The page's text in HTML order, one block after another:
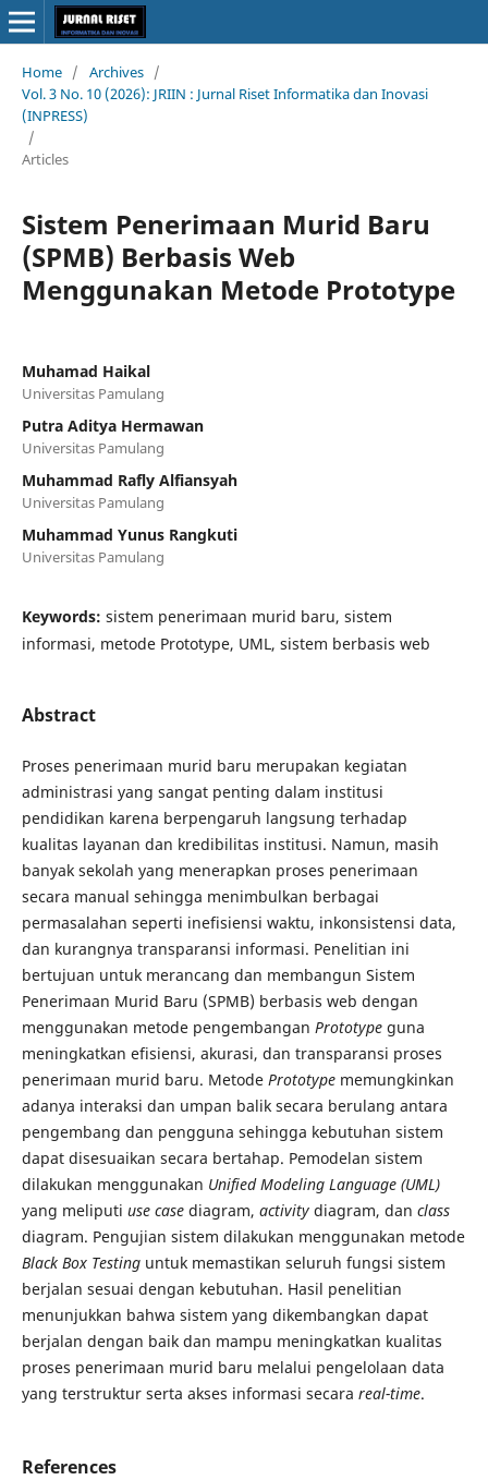
Home / Archives /
Vol. 3 No. 10 (2026): JRIIN : Jurnal Riset Informatika dan Inovasi
(INPRESS)
/
Articles
Sistem Penerimaan Murid Baru
(SPMB) Berbasis Web
Menggunakan Metode Prototype
Muhamad Haikal
Universitas Pamulang
Putra Aditya Hermawan
Universitas Pamulang
Muhammad Rafly Alfiansyah
Universitas Pamulang
Muhammad Yunus Rangkuti
Universitas Pamulang
Keywords: sistem penerimaan murid baru, sistem
informasi, metode Prototype, UML, sistem berbasis web
Abstract
Proses penerimaan murid baru merupakan kegiatan
administrasi yang sangat penting dalam institusi
pendidikan karena berpengaruh langsung terhadap
kualitas layanan dan kredibilitas institusi. Namun, masih
banyak sekolah yang menerapkan proses penerimaan
secara manual sehingga menimbulkan berbagai
permasalahan seperti inefisiensi waktu, inkonsistensi data,
dan kurangnya transparansi informasi. Penelitian ini
bertujuan untuk merancang dan membangun Sistem
Penerimaan Murid Baru (SPMB) berbasis web dengan
menggunakan metode pengembangan Prototypeguna
meningkatkan efisiensi, akurasi, dan transparansi proses
penerimaan murid baru. Metode Prototypememungkinkan
adanya interaksi dan umpan balik secara berulang antara
pengembang dan pengguna sehingga kebutuhan sistem
dapat disesuaikan secara bertahap. Pemodelan sistem
dilakukan menggunakan Unified Modeling Language (UML)
yang meliputi use casediagram, activitydiagram, dan class
diagram. Pengujian sistem dilakukan menggunakan metode
Black Box Testinguntuk memastikan seluruh fungsi sistem
berjalan sesuai dengan kebutuhan. Hasil penelitian
menunjukkan bahwa sistem yang dikembangkan dapat
berjalan dengan baik dan mampu meningkatkan kualitas
proses penerimaan murid baru melalui pengelolaan data
yang terstruktur serta akses informasi secara real-time.
References